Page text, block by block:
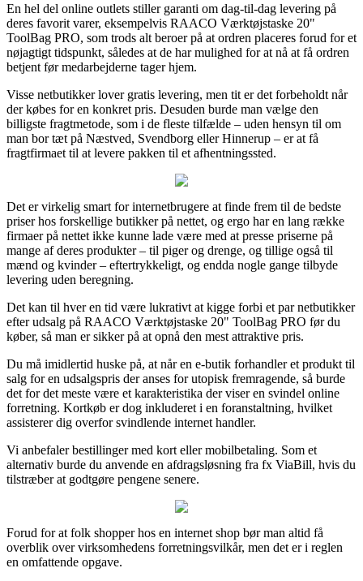
En hel del online outlets stiller garanti om dag-til-dag levering på
deres favorit varer, eksempelvis RAACO Værktøjstaske 20"
ToolBag PRO, som trods alt beroer på at ordren placeres forud for et
nøjagtigt tidspunkt, således at de har mulighed for at nå at få ordren
betjent før medarbejderne tager hjem.
Visse netbutikker lover gratis levering, men tit er det forbeholdt når
der købes for en konkret pris. Desuden burde man vælge den
billigste fragtmetode, som i de fleste tilfælde – uden hensyn til om
man bor tæt på Næstved, Svendborg eller Hinnerup – er at få
fragtfirmaet til at levere pakken til et afhentningssted.
Det er virkelig smart for internetbrugere at finde frem til de bedste
priser hos forskellige butikker på nettet, og ergo har en lang række
firmaer på nettet ikke kunne lade være med at presse priserne på
mange af deres produkter – til piger og drenge, og tillige også til
mænd og kvinder – eftertrykkeligt, og endda nogle gange tilbyde
levering uden beregning.
Det kan til hver en tid være lukrativt at kigge forbi et par netbutikker
efter udsalg på RAACO Værktøjstaske 20" ToolBag PRO før du
køber, så man er sikker på at opnå den mest attraktive pris.
Du må imidlertid huske på, at når en e-butik forhandler et produkt til
salg for en udsalgspris der anses for utopisk fremragende, så burde
det for det meste være et karakteristika der viser en svindel online
forretning. Kortkøb er dog inkluderet i en foranstaltning, hvilket
assisterer dig overfor svindlende internet handler.
Vi anbefaler bestillinger med kort eller mobilbetaling. Som et
alternativ burde du anvende en afdragsløsning fra fx ViaBill, hvis du
tilstræber at godtgøre pengene senere.
Forud for at folk shopper hos en internet shop bør man altid få
overblik over virksomhedens forretningsvilkår, men det er i reglen
en omfattende opgave.